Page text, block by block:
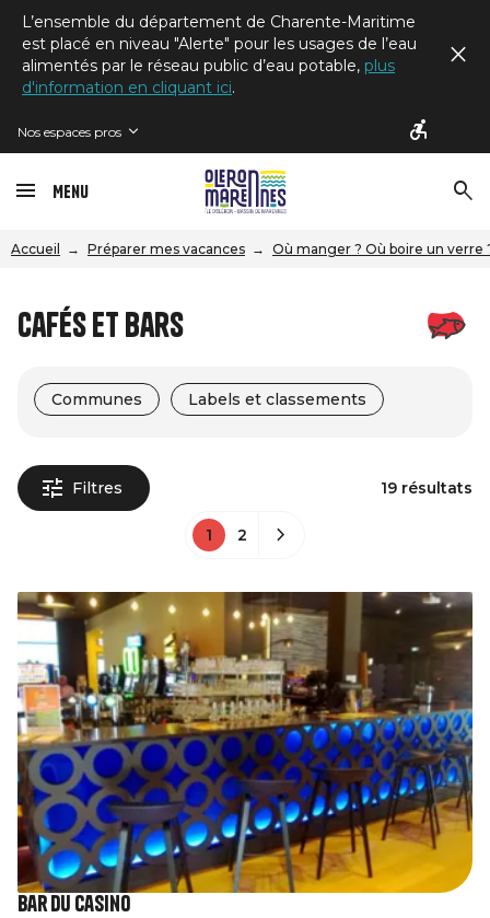
L’ensemble du département de Charente-Maritime
est placé en niveau "Alerte" pour les usages de l’eau
alimentés par le réseau public d’eau potable, plus
d'information en cliquant ici.
Nos espaces pros
Menu
Accueil Préparer mes vacances Où manger ? Où boire un verre
Cafés et bars
Communes Labels et classements
Filtres 19 résultats
1 2
Bar du Casino